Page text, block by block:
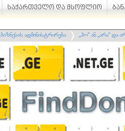
საქართველო და მსოფლიო
ბიზნესის ადმინისტრირება „ჰო“ ან „არა“ და